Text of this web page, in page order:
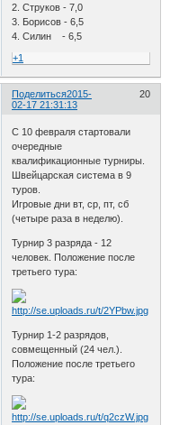
2. Струков - 7,0
3. Борисов - 6,5
4. Силин - 6,5
+1
Поделиться 20
2015-
02-17 21:31:13
C 10 февраля стартовали
очередные
квалификационные турниры.
Швейцарская система в 9
туров.
Игровые дни вт, ср, пт, сб
(четыре раза в неделю).
Турнир 3 разряда - 12
человек. Положение после
третьего тура:
Турнир 1-2 разрядов,
совмещенный (24 чел.).
Положение после третьего
тура: